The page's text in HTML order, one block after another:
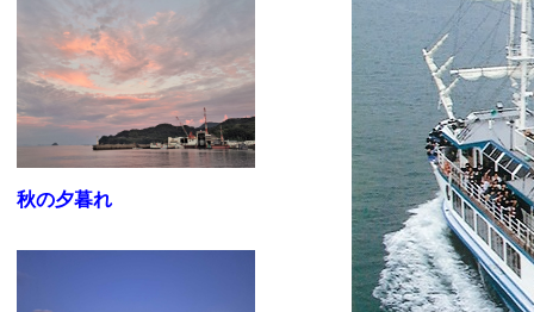
秋の夕暮れ